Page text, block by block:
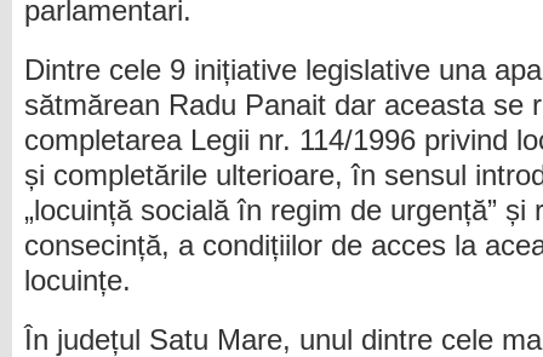
parlamentari.
Dintre cele 9 inițiative legislative una
sătmărean Radu Panait dar aceasta se
completarea Legii nr. 114/1996 privind
și completările ulterioare, în sensul
„locuință socială în regim de urgență” și
consecință, a condițiilor de acces la
locuințe.
În județul Satu Mare, unul dintre cele